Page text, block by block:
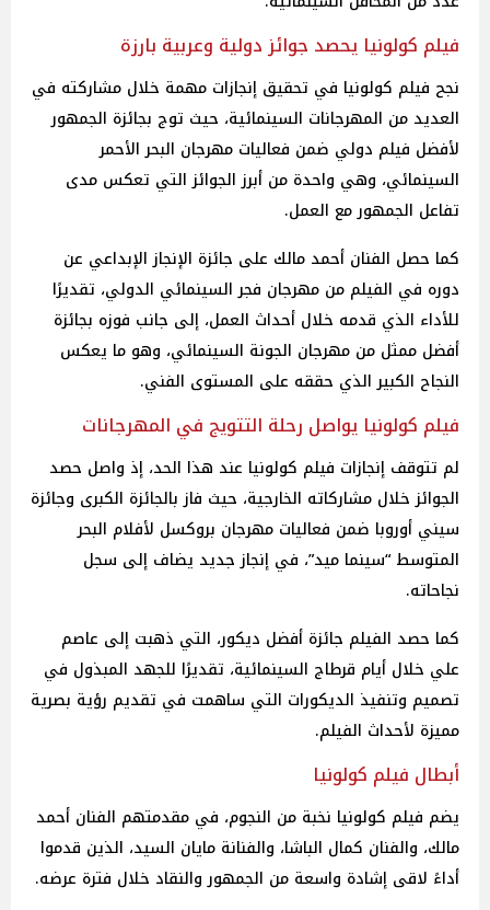
فيلم كولونيا يحصد جوائز دولية وعربية بارزة
نجح فيلم كولونيا في تحقيق إنجازات مهمة خلال مشاركته في
العديد من المهرجانات السينمائية، حيث توج بجائزة الجمهور
لأفضل فيلم دولي ضمن فعاليات مهرجان البحر الأحمر
السينمائي، وهي واحدة من أبرز الجوائز التي تعكس مدى
تفاعل الجمهور مع العمل.
كما حصل الفنان أحمد مالك على جائزة الإنجاز الإبداعي عن
دوره في الفيلم من مهرجان فجر السينمائي الدولي، تقديرًا
للأداء الذي قدمه خلال أحداث العمل، إلى جانب فوزه بجائزة
أفضل ممثل من مهرجان الجونة السينمائي، وهو ما يعكس
النجاح الكبير الذي حققه على المستوى الفني.
فيلم كولونيا يواصل رحلة التتويج في المهرجانات
لم تتوقف إنجازات فيلم كولونيا عند هذا الحد، إذ واصل حصد
الجوائز خلال مشاركاته الخارجية، حيث فاز بالجائزة الكبرى وجائزة
سيني أوروبا ضمن فعاليات مهرجان بروكسل لأفلام البحر
المتوسط “سينما ميد”، في إنجاز جديد يضاف إلى سجل
نجاحاته.
كما حصد الفيلم جائزة أفضل ديكور، التي ذهبت إلى عاصم
علي خلال أيام قرطاج السينمائية، تقديرًا للجهد المبذول في
تصميم وتنفيذ الديكورات التي ساهمت في تقديم رؤية بصرية
مميزة لأحداث الفيلم.
أبطال فيلم كولونيا
يضم فيلم كولونيا نخبة من النجوم، في مقدمتهم الفنان أحمد
مالك، والفنان كمال الباشا، والفنانة مايان السيد، الذين قدموا
أداءً لاقى إشادة واسعة من الجمهور والنقاد خلال فترة عرضه.